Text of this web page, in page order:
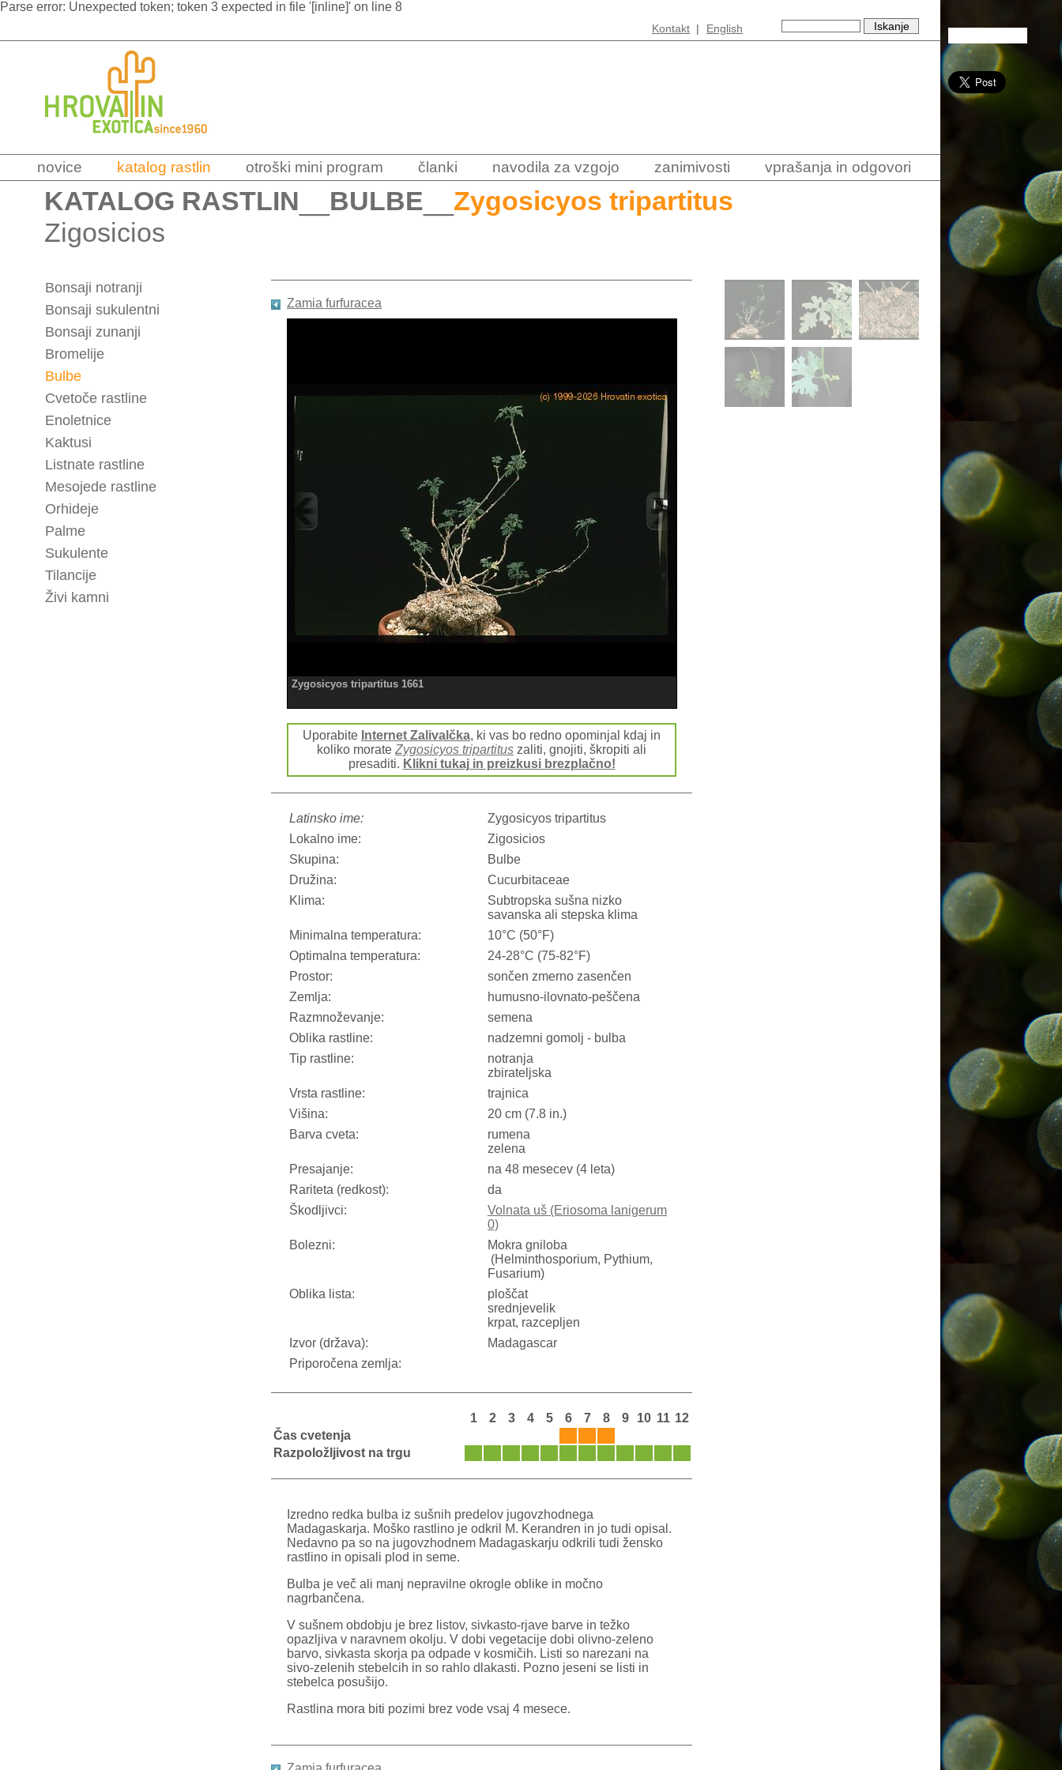
Parse error: Unexpected token; token 3 expected in file '[inline]' on line 8
Kontakt | English
novice katalog rastlin otroški mini program članki navodila za vzgojo zanimivosti vprašanja in odgovori
KATALOG RASTLIN BULBE
Zygosicyos tripartitus
Zigosicios
Bonsaji notranji
Bonsaji sukulentni
Bonsaji zunanji
Bromelije
Bulbe
Cvetoče rastline
Enoletnice
Kaktusi
Listnate rastline
Mesojede rastline
Orhideje
Palme
Sukulente
Tilancije
Živi kamni
Zamia furfuracea
Zygosicyos tripartitus 1661
Uporabite Internet Zalivalčka, ki vas bo redno opominjal kdaj in
koliko morate Zygosicyos tripartitus zaliti, gnojiti, škropiti ali
presaditi. Klikni tukaj in preizkusi brezplačno!
Latinsko ime:
Zygosicyos tripartitus
Lokalno ime:
Zigosicios
Skupina:
Bulbe
Družina:
Cucurbitaceae
Klima:
Subtropska sušna nizko
savanska ali stepska klima
Minimalna temperatura:
10°C (50°F)
Optimalna temperatura:
24-28°C (75-82°F)
Prostor:
sončen zmerno zasenčen
Zemlja:
humusno-ilovnato-peščena
Razmnoževanje:
semena
Oblika rastline:
nadzemni gomolj - bulba
Tip rastline:
notranja
zbirateljska
Vrsta rastline:
trajnica
Višina:
20 cm (7.8 in.)
Barva cveta:
rumena
zelena
Presajanje:
na 48 mesecev (4 leta)
Rariteta (redkost):
da
Škodljivci:
Volnata uš (Eriosoma lanigerum
0)
Bolezni:
Mokra gniloba
(Helminthosporium, Pythium,
Fusarium)
Oblika lista:
ploščat
srednjevelik
krpat, razcepljen
Izvor (država):
Madagascar
Priporočena zemlja:
1 2 3 4 5 6 7 8 9 10 11 12
Čas cvetenja
Razpoložljivost na trgu
Izredno redka bulba iz sušnih predelov jugovzhodnega
Madagaskarja. Moško rastlino je odkril M. Kerandren in jo tudi opisal.
Nedavno pa so na jugovzhodnem Madagaskarju odkrili tudi žensko
rastlino in opisali plod in seme.
Bulba je več ali manj nepravilne okrogle oblike in močno
nagrbančena.
V sušnem obdobju je brez listov, sivkasto-rjave barve in težko
opazljiva v naravnem okolju. V dobi vegetacije dobi olivno-zeleno
barvo, sivkasta skorja pa odpade v kosmičih. Listi so narezani na
sivo-zelenih stebelcih in so rahlo dlakasti. Pozno jeseni se listi in
stebelca posušijo.
Rastlina mora biti pozimi brez vode vsaj 4 mesece.